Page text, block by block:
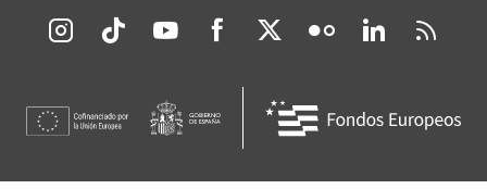
Redes sociales JCCM